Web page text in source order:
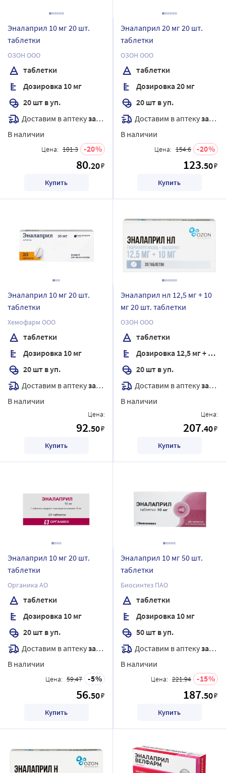
Эналаприл 10 мг 20 шт.
таблетки
ОЗОН ООО
таблетки
Дозировка 10 мг
20 шт в уп.
Доставим в аптекузавтра
В наличии
Цена: 101.3 20
80.20₽
Купить
Эналаприл 20 мг 20 шт.
таблетки
ОЗОН ООО
таблетки
Дозировка 20 мг
20 шт в уп.
Доставим в аптекузавтра
В наличии
Цена: 154.6 20
123.50₽
Купить
Эналаприл 10 мг 20 шт.
таблетки
Хемофарм ООО
таблетки
Дозировка 10 мг
20 шт в уп.
Доставим в аптекузавтра
В наличии
Цена:
92.50₽
Купить
Эналаприл нл 12,5 мг + 10
мг 20 шт. таблетки
ОЗОН ООО
таблетки
Дозировка 12,5 мг + 10 мг
20 шт в уп.
Доставим в аптекузавтра
В наличии
Цена:
207.40₽
Купить
Эналаприл 10 мг 20 шт.
таблетки
Органика АО
таблетки
Дозировка 10 мг
20 шт в уп.
Доставим в аптекузавтра
В наличии
Цена: 59.47 5
56.50₽
Купить
Эналаприл 10 мг 50 шт.
таблетки
Биосинтез ПАО
таблетки
Дозировка 10 мг
50 шт в уп.
Доставим в аптекузавтра
В наличии
Цена: 221.94 15
187.50₽
Купить